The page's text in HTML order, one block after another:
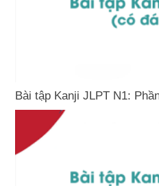
Bài tập Kanji JLPT N1: